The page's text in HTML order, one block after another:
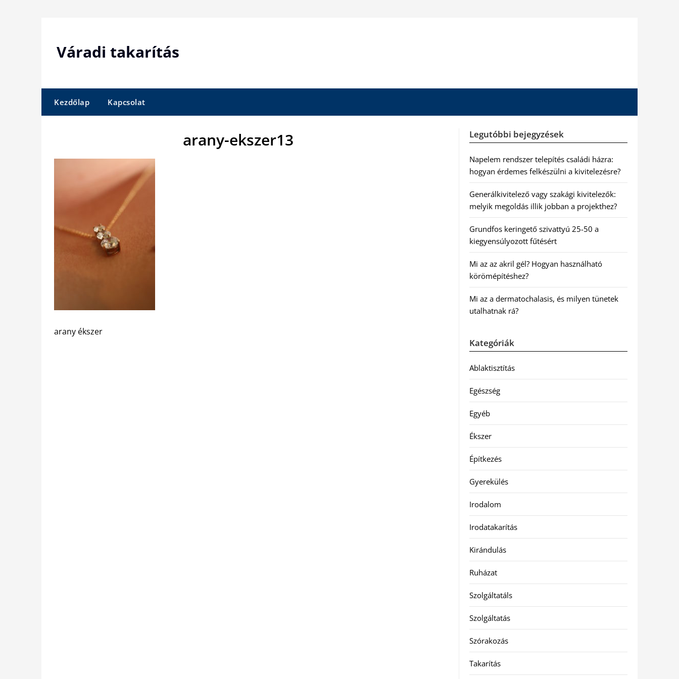
Váradi takarítás
Kezdőlap Kapcsolat
arany-ekszer13
arany ékszer
Legutóbbi bejegyzések
Napelem rendszer telepítés családi házra:
hogyan érdemes felkészülni a kivitelezésre?
Generálkivitelező vagy szakági kivitelezők:
melyik megoldás illik jobban a projekthez?
Grundfos keringető szivattyú 25-50 a
kiegyensúlyozott fűtésért
Mi az az akril gél? Hogyan használható
körömépítéshez?
Mi az a dermatochalasis, és milyen tünetek
utalhatnak rá?
Kategóriák
Ablaktisztítás
Egészség
Egyéb
Ékszer
Építkezés
Gyerekülés
Irodalom
Irodatakarítás
Kirándulás
Ruházat
Szolgáltatáls
Szolgáltatás
Szórakozás
Takarítás